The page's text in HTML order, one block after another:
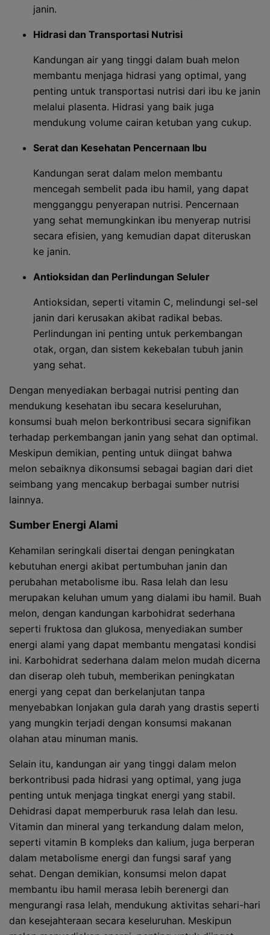
janin.
Hidrasi dan Transportasi Nutrisi
Kandungan air yang tinggi dalam buah melon
membantu menjaga hidrasi yang optimal, yang
penting untuk transportasi nutrisi dari ibu ke janin
melalui plasenta. Hidrasi yang baik juga
mendukung volume cairan ketuban yang cukup.
Serat dan Kesehatan Pencernaan Ibu
Kandungan serat dalam melon membantu
mencegah sembelit pada ibu hamil, yang dapat
mengganggu penyerapan nutrisi. Pencernaan
yang sehat memungkinkan ibu menyerap nutrisi
secara efisien, yang kemudian dapat diteruskan
ke janin.
Antioksidan dan Perlindungan Seluler
Antioksidan, seperti vitamin C, melindungi sel-sel
janin dari kerusakan akibat radikal bebas.
Perlindungan ini penting untuk perkembangan
otak, organ, dan sistem kekebalan tubuh janin
yang sehat.
Dengan menyediakan berbagai nutrisi penting dan
mendukung kesehatan ibu secara keseluruhan,
konsumsi buah melon berkontribusi secara signifikan
terhadap perkembangan janin yang sehat dan optimal.
Meskipun demikian, penting untuk diingat bahwa
melon sebaiknya dikonsumsi sebagai bagian dari diet
seimbang yang mencakup berbagai sumber nutrisi
lainnya.
Sumber Energi Alami
Kehamilan seringkali disertai dengan peningkatan
kebutuhan energi akibat pertumbuhan janin dan
perubahan metabolisme ibu. Rasa lelah dan lesu
merupakan keluhan umum yang dialami ibu hamil. Buah
melon, dengan kandungan karbohidrat sederhana
seperti fruktosa dan glukosa, menyediakan sumber
energi alami yang dapat membantu mengatasi kondisi
ini. Karbohidrat sederhana dalam melon mudah dicerna
dan diserap oleh tubuh, memberikan peningkatan
energi yang cepat dan berkelanjutan tanpa
menyebabkan lonjakan gula darah yang drastis seperti
yang mungkin terjadi dengan konsumsi makanan
olahan atau minuman manis.
Selain itu, kandungan air yang tinggi dalam melon
berkontribusi pada hidrasi yang optimal, yang juga
penting untuk menjaga tingkat energi yang stabil.
Dehidrasi dapat memperburuk rasa lelah dan lesu.
Vitamin dan mineral yang terkandung dalam melon,
seperti vitamin B kompleks dan kalium, juga berperan
dalam metabolisme energi dan fungsi saraf yang
sehat. Dengan demikian, konsumsi melon dapat
membantu ibu hamil merasa lebih berenergi dan
mengurangi rasa lelah, mendukung aktivitas sehari-hari
dan kesejahteraan secara keseluruhan. Meskipun